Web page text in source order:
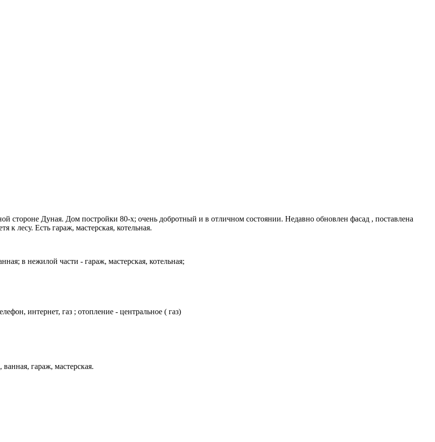
стороне Дуная. Дом постройки 80-х; очень добротный и в отличном состоянии. Недавно обновлен фасад , поставлена
лесу. Есть гараж, мастерская, котельная.
в нежилой части - гараж, мастерская, котельная;
интернет, газ ; отопление - центральное ( газ)
гараж, мастерская.